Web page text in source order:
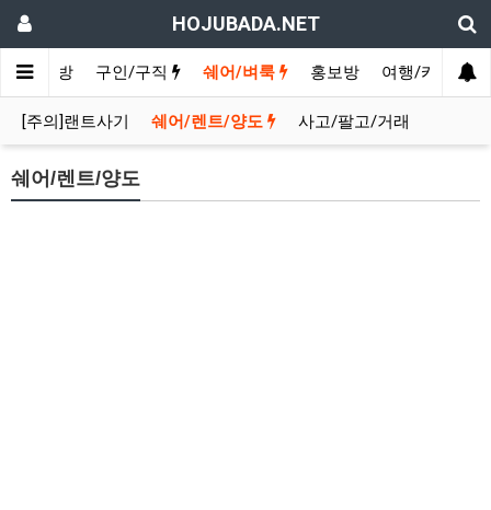
HOJUBADA.NET
수다방 구인/구직 쉐어/벼룩 홍보방 여행/카페
[주의]랜트사기 쉐어/렌트/양도 사고/팔고/거래
쉐어/렌트/양도